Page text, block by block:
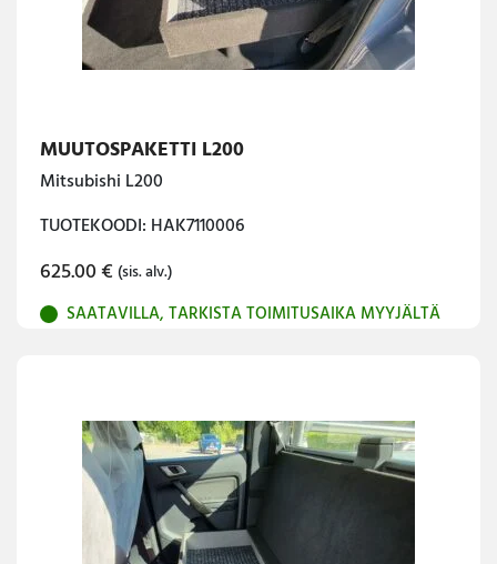
MUUTOSPAKETTI L200
Mitsubishi L200
TUOTEKOODI: HAK7110006
625.00€ (sis. alv.)
SAATAVILLA, TARKISTA TOIMITUSAIKA MYYJÄLTÄ